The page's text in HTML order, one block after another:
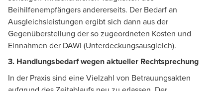
Beihilfenempfängers andererseits. Der Bedarf an
Ausgleichsleistungen ergibt sich dann aus der
Gegenüberstellung der so zugeordneten Kosten und
Einnahmen der DAWI (Unterdeckungsausgleich).
3. Handlungsbedarf wegen aktueller Rechtsprechung
In der Praxis sind eine Vielzahl von Betrauungsakten